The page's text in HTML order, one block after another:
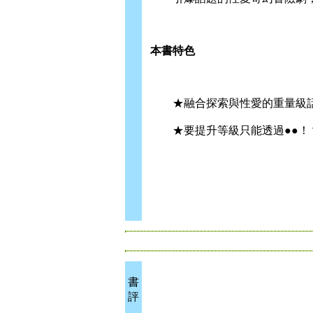
本書特色
★融合探索與性愛的重量級話
★要提升等級只能透過●●！
書
評